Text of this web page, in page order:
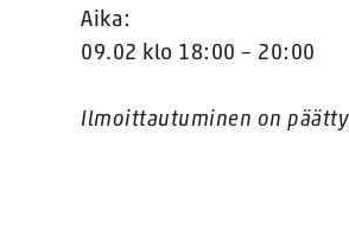
Aika:
09.02 klo 18:00 – 20:00
Ilmoittautuminen on